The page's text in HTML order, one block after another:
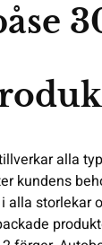
alla
kundens
alla storlekar